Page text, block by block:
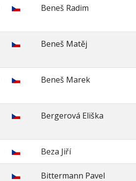
Beneš Radim
Beneš Matěj
Beneš Marek
Bergerová Eliška
Beza Jiří
Bittermann Pavel